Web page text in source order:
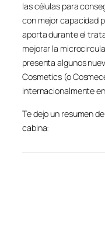
las células para
con mejor capacidad
aporta durante el
mejorar la
presenta algunos
Cosmetics (o
internacionalmente
Te dejo un resumen
cabina: